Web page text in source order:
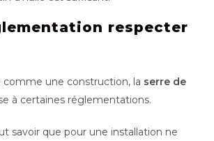
respecter
comme une construction, la serre de
à certaines réglementations.
savoir que pour une installation ne